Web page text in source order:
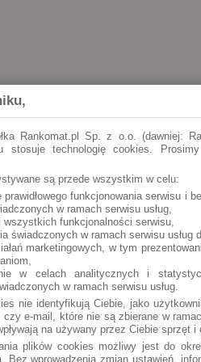
Rankomat.pl Sp. z o.o. (dawniej:
stosuje technologię cookies.
są przede wszystkim w celu:
prawidłowego funkcjonowania serwisu i
w ramach serwisu usług,
wszystkich funkcjonalności serwisu,
świadczonych w ramach serwisu usług
marketingowych, w tym
w celach analitycznych i
w ramach serwisu usług.
nie identyfikują Ciebie, jako
czy e-mail, które nie są zbierane w
na używany przez Ciebie sprzęt i
plików cookies możliwy jest do
Bez wprowadzenia zmian ustawień,